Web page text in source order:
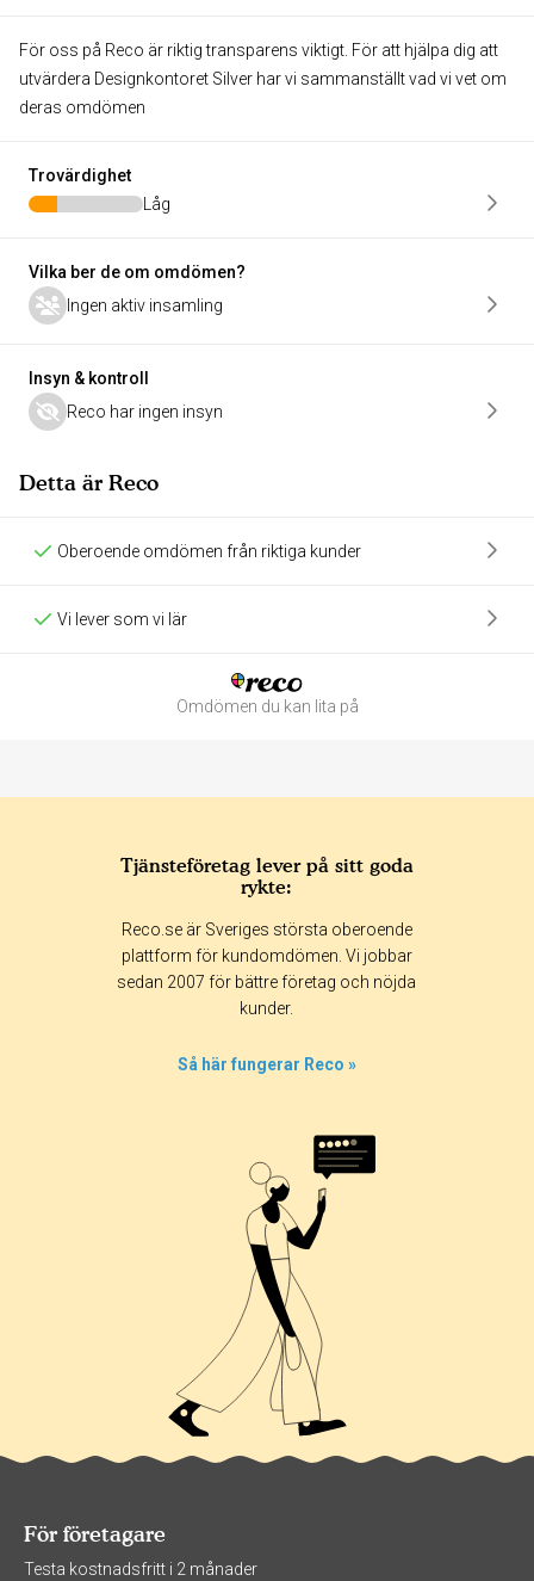
För oss på Reco är riktig transparens viktigt. För att hjälpa dig att
utvärdera Designkontoret Silver har vi sammanställt vad vi vet om
deras omdömen
Trovärdighet
Låg
Vilka ber de om omdömen?
Ingen aktiv insamling
Insyn & kontroll
Reco har ingen insyn
Detta är Reco
Oberoende omdömen från riktiga kunder
Vi lever som vi lär
Omdömen du kan lita på
365 dagar 90 dagar
30 dagar
Tjänsteföretag lever på sitt goda
rykte:
Reco.se är Sveriges största oberoende
plattform för kundomdömen. Vi jobbar
sedan 2007 för bättre företag och nöjda
kunder.
Så här fungerar Reco »
För företagare
Testa kostnadsfritt i 2 månader